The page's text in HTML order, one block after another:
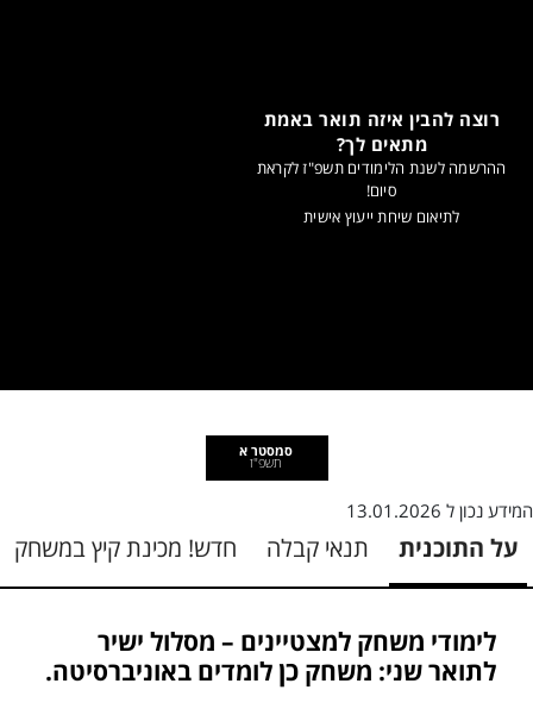
רוצה להבין איזה תואר באמת
מתאים לך?
ההרשמה לשנת הלימודים תשפ"ז לקראת
סיום!
לתיאום שיחת ייעוץ אישית
סמסטר א
תשפ"ז
המידע נכון ל 13.01.2026
על התוכנית תנאי קבלה חדש! מכינת קיץ במשחק
לימודי משחק למצטיינים – מסלול ישיר
לתואר שני: משחקכןלומדים באוניברסיטה.